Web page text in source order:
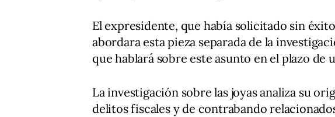
El expresidente, que había solicitado sin
abordara esta pieza separada de la
que hablará sobre este asunto en el plazo de
La investigación sobre las joyas analiza su
delitos fiscales y de contrabando